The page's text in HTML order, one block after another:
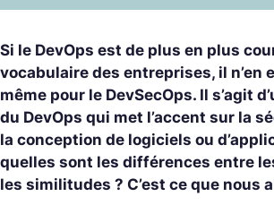
Si le DevOps est de plus en plus
vocabulaire des entreprises, il n’en
même pour le DevSecOps. Il s’agit
du DevOps qui met l’accent sur la
la conception de logiciels ou
quelles sont les différences entre
les similitudes ? C’est ce que nous